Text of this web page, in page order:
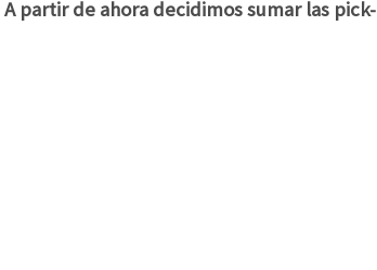
A partir de ahora decidimos sumar las pick-